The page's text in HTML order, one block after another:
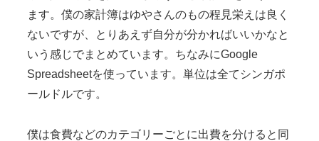
ます。僕の家計簿はゆやさんのもの程見栄えは良く
ないですが、とりあえず自分が分かればいいかなと
いう感じでまとめています。ちなみにGoogle
Spreadsheetを使っています。単位は全てシンガポ
ールドルです。
僕は食費などのカテゴリーごとに出費を分けると同